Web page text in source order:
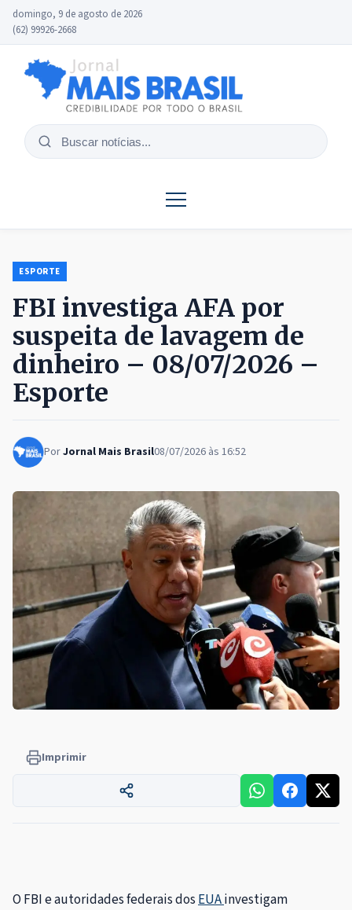
domingo, 9 de agosto de 2026
(62) 99926-2668
Buscar
ESPORTE
FBI investiga AFA por
suspeita de lavagem de
dinheiro – 08/07/2026 –
Esporte
PorJornal Mais Brasil08/07/2026 às 16:52
Imprimir
O FBI e autoridades federais dos EUAinvestigam